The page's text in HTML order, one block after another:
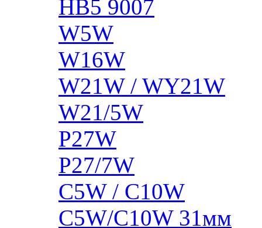
HB5 9007
W5W
W16W
W21W / WY21W
W21/5W
P27W
P27/7W
C5W / C10W
C5W/C10W 31мм